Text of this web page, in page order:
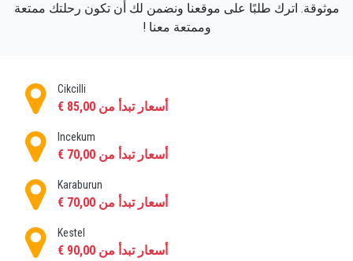
موثوقة. اترك طلبًا على موقعنا ونضمن لك أن تكون رحلتك ممتعة
وممتعة معنا !
Cikcilli
أسعار تبدأ من 85,00 €
Incekum
أسعار تبدأ من 70,00 €
Karaburun
أسعار تبدأ من 70,00 €
Kestel
أسعار تبدأ من 90,00 €